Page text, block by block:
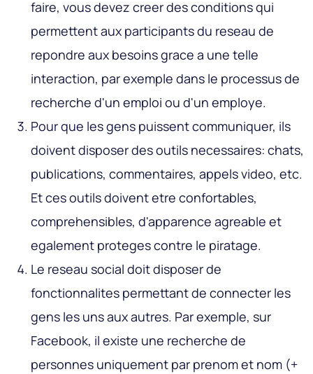
faire, vous devez creer des conditions qui
permettent aux participants du reseau de
repondre aux besoins grace a une telle
interaction, par exemple dans le processus de
recherche d'un emploi ou d'un employe.
Pour que les gens puissent communiquer, ils
doivent disposer des outils necessaires: chats,
publications, commentaires, appels video, etc.
Et ces outils doivent etre confortables,
comprehensibles, d'apparence agreable et
egalement proteges contre le piratage.
Le reseau social doit disposer de
fonctionnalites permettant de connecter les
gens les uns aux autres. Par exemple, sur
Facebook, il existe une recherche de
personnes uniquement par prenom et nom (+